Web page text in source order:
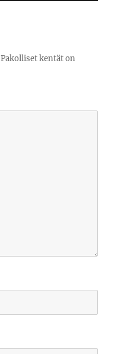
Pakolliset kentät on